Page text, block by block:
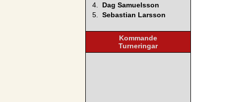
4.
Dag Samuelsson
5. Sebastian Larsson
Kommande
Turneringar